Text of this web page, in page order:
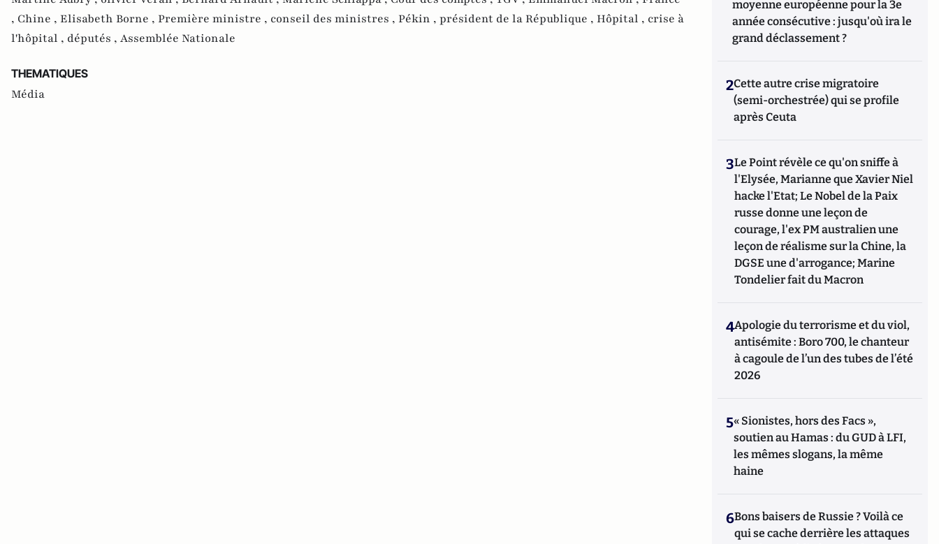
, Chine , Elisabeth Borne , Première ministre , conseil des ministres , Pékin , président de la République , Hôpital , crise à
l'hôpital , députés , Assemblée Nationale
THEMATIQUES
Média
moyenne européenne pour la 3e
année consécutive : jusqu'où ira le
grand déclassement ?
2Cette autre crise migratoire
(semi-orchestrée) qui se profile
après Ceuta
3Le Point révèle ce qu'on sniffe à
l'Elysée, Marianne que Xavier Niel
hacke l'Etat; Le Nobel de la Paix
russe donne une leçon de
courage, l'ex PM australien une
leçon de réalisme sur la Chine, la
DGSE une d'arrogance; Marine
Tondelier fait du Macron
4Apologie du terrorisme et du viol,
antisémite : Boro 700, le chanteur
à cagoule de l’un des tubes de l’été
2026
5« Sionistes, hors des Facs »,
soutien au Hamas : du GUD à LFI,
les mêmes slogans, la même
haine
6Bons baisers de Russie ? Voilà ce
qui se cache derrière les attaques